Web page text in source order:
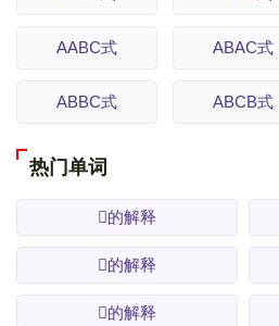
AABC式 ABAC式
ABBC式 ABCB式
热门单词
𰞃的解释
𰞅的解释
𰞇的解释